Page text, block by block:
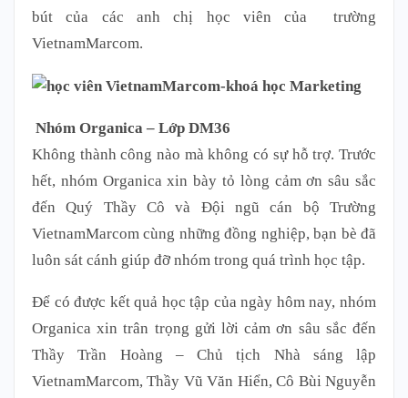
bút của các anh chị học viên của trường
VietnamMarcom.
Nhóm Organica – Lớp DM36
Không thành công nào mà không có sự hỗ trợ. Trước
hết, nhóm Organica xin bày tỏ lòng cảm ơn sâu sắc
đến Quý Thầy Cô và Đội ngũ cán bộ Trường
VietnamMarcom cùng những đồng nghiệp, bạn bè đã
luôn sát cánh giúp đỡ nhóm trong quá trình học tập.
Để có được kết quả học tập của ngày hôm nay, nhóm
Organica xin trân trọng gửi lời cảm ơn sâu sắc đến
Thầy Trần Hoàng – Chủ tịch Nhà sáng lập
VietnamMarcom, Thầy Vũ Văn Hiển, Cô Bùi Nguyễn